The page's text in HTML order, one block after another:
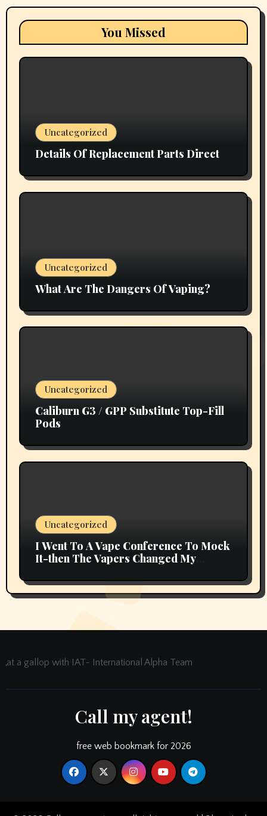
You Missed
Uncategorized
Details Of Replacement Parts Direct
Uncategorized
What Are The Dangers Of Vaping?
Uncategorized
Caliburn G3 / GPP Substitute Top-Fill
Pods
Uncategorized
I Went To A Vape Conference To Mock
It-then The Vapers Changed My
at a gallop with IAT- International Alpha Team
Call my agent!
free web bookmark for 2026